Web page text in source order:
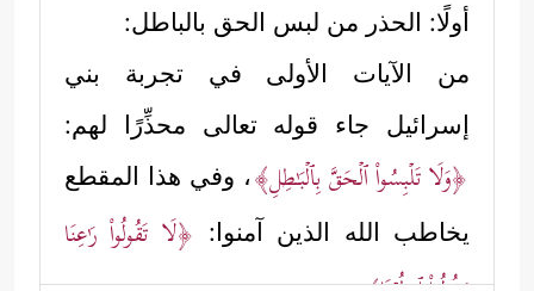
أولًا: الحذر من لبس الحق بالباطل:
من الآيات الأولى في تجربة بني
إسرائيل جاء قوله تعالى محذِّرًا لهم:
﴿وَلَا تَلۡبِسُواْ ٱلۡحَقَّ بِٱلۡبَـٰطِلِ﴾، وفي هذا المقطع
يخاطب الله الذين آمنوا: ﴿لَا تَقُولُواْ رَ ٰ⁠عِنَا